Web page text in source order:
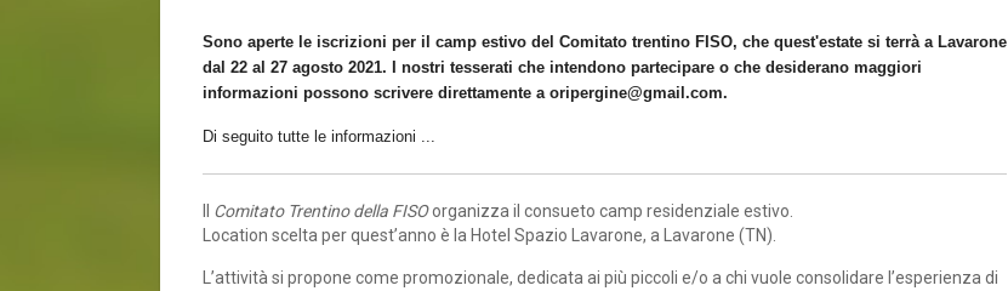
Sono aperte le iscrizioni per il camp estivo del Comitato trentino FISO, che quest'estate si terrà a Lavarone
dal 22 al 27 agosto 2021. I nostri tesserati che intendono partecipare o che desiderano maggiori
informazioni possono scrivere direttamente a oripergine@gmail.com.
Di seguito tutte le informazioni ...
Comitato Trentino della FISOorganizza il consueto camp residenziale estivo.
Location scelta per quest’anno è la Hotel Spazio Lavarone, a Lavarone (TN).
L’attività si propone come promozionale, dedicata ai più piccoli e/o a chi vuole consolidare l’esperienza di